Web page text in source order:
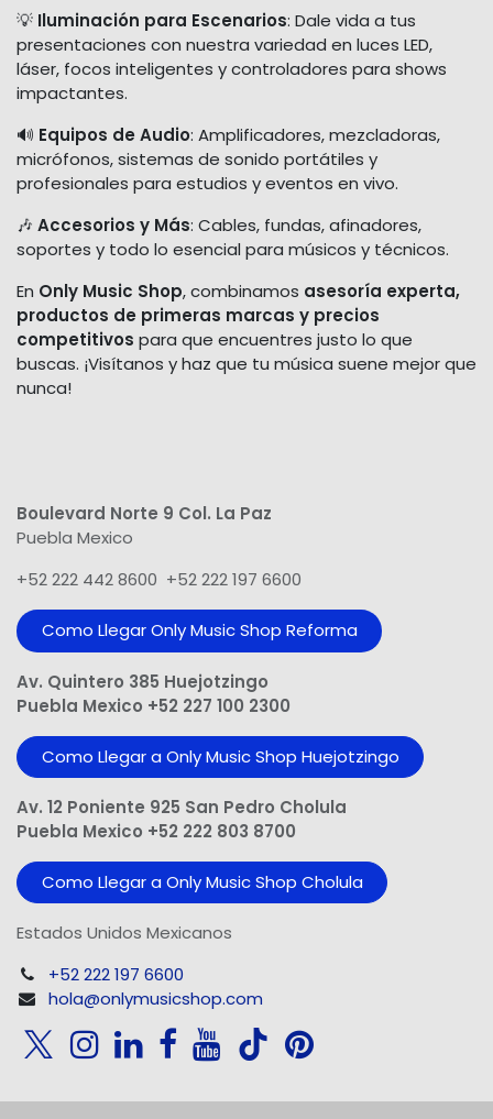
💡 Iluminación para Escenarios: Dale vida a tus
presentaciones con nuestra variedad en luces LED,
láser, focos inteligentes y controladores para shows
impactantes.
🔊 Equipos de Audio: Amplificadores, mezcladoras,
micrófonos, sistemas de sonido portátiles y
profesionales para estudios y eventos en vivo.
🎶 Accesorios y Más: Cables, fundas, afinadores,
soportes y todo lo esencial para músicos y técnicos.
En Only Music Shop, combinamos asesoría experta,
productos de primeras marcas y precios
competitivos para que encuentres justo lo que
buscas. ¡Visítanos y haz que tu música suene mejor que
nunca!
Boulevard Norte 9 Col. La Paz
Puebla Mexico
+52 222 442 8600 +52 222 197 6600
Como Llegar Only Music Shop​ Reforma
Av. Quintero 385 Huejotzingo
Puebla Mexico +52 227 100 2300
Como Llegar a Only Music Shop Huejotzingo
Av. 12 Poniente 925 San Pedro Cholula
Puebla Mexico +52 222 803 8700
Como Llegar a Only Music Shop Cholula
Estados Unidos Mexicanos
+52 222 197 6600
hola@onlymusicshop.com